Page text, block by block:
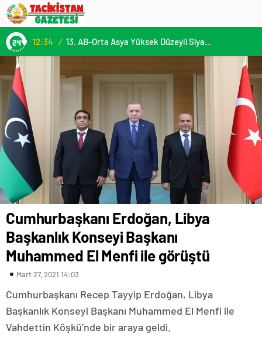
12:34 / 13. AB-Orta Asya Yüksek Düzeyli Siyasi ve Güvenlik Diyaloğuna Katılım
Cumhurbaşkanı Erdoğan, Libya
Başkanlık Konseyi Başkanı
Muhammed El Menfi ile görüştü
Mart 27, 2021 14:03
Cumhurbaşkanı Recep Tayyip Erdoğan, Libya
Başkanlık Konseyi Başkanı Muhammed El Menfi ile
Vahdettin Köşkü’nde bir araya geldi.